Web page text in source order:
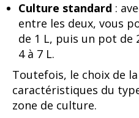
Culture standard :
entre les deux, vous
de 1 L, puis un pot de
4 à 7 L.
Toutefois, le choix de
caractéristiques du
zone de culture.